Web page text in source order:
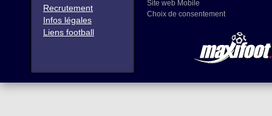
Recrutement
Infos légales
Liens football
Site web Mobile
Choix de consentement